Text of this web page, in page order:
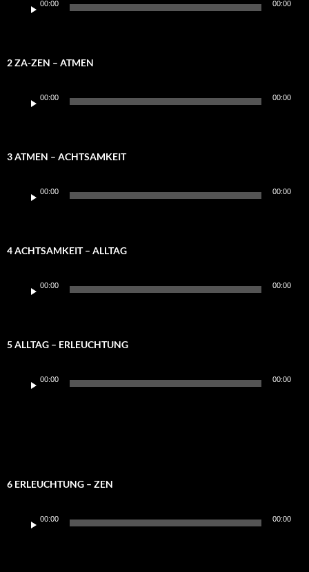
Player
00:00 00:00
2 ZA-ZEN – ATMEN
Player
00:00 00:00
3 ATMEN – ACHTSAMKEIT
Player
00:00 00:00
4 ACHTSAMKEIT – ALLTAG
Player
00:00 00:00
5 ALLTAG – ERLEUCHTUNG
Player
00:00 00:00
6 ERLEUCHTUNG – ZEN
Player
00:00 00:00